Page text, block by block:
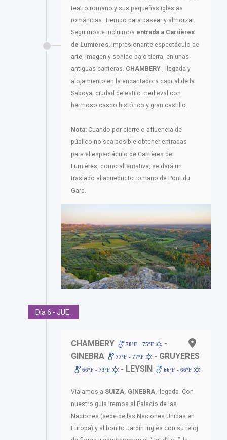
teatro romano y sus pequeñas iglesias
románicas. Tiempo para pasear y almorzar.
Seguimos e incluimos entrada a Carrières
de Lumières, impresionante espectáculo de
arte, imagen y sonido bajo tierra, en unas
antiguas canteras. CHAMBERY , llegada y
alojamiento en la encantadora capital de la
Saboya, ciudad de estilo medieval con
hermoso casco histórico y gran castillo.
Nota: Cuando por cierre o afluencia de
público no sea posible obtener entradas
para el espectáculo de Carrières de
Lumières, como alternativa, se dará un
traslado al acueducto romano de Pont du
Gard.
Día 6 - JUE.
CHAMBERY 70ºF - 75ºF
-
GINEBRA
77ºF - 77ºF - GRUYERES
66ºF - 73ºF - LEYSIN 66ºF - 66ºF
Viajamos a SUIZA. GINEBRA, llegada. Con
nuestro guía iremos al Palacio de las
Naciones (sede de las Naciones Unidas en
Europa) y al bonito Jardín Inglés con su reloj